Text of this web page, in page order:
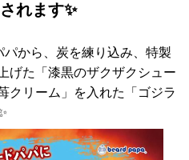
れます✨
パから、炭を練り込み、特製
げた「漆黒のザクザクシュー
クリーム」を入れた「ゴジラ